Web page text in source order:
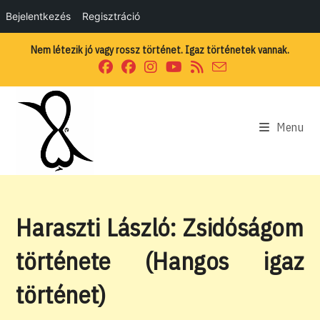
Bejelentkezés Regisztráció
Nem létezik jó vagy rossz történet. Igaz történetek vannak.
Menu
Haraszti László: Zsidóságom
története (Hangos igaz
történet)